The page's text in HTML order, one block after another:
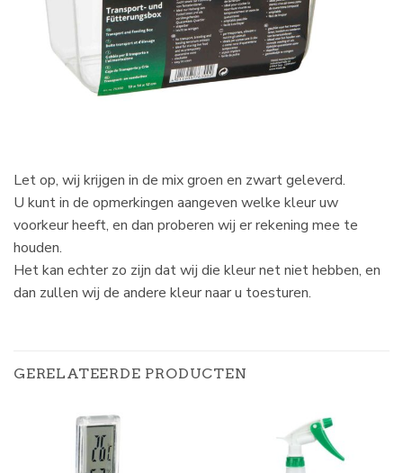
Let op, wij krijgen in de mix groen en zwart geleverd.
U kunt in de opmerkingen aangeven welke kleur uw
voorkeur heeft, en dan proberen wij er rekening mee te
houden.
Het kan echter zo zijn dat wij die kleur net niet hebben, en
dan zullen wij de andere kleur naar u toesturen.
GERELATEERDE PRODUCTEN